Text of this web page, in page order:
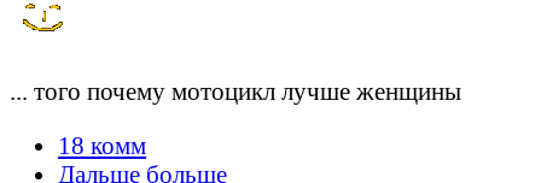
... того почему мотоцикл лучше женщины
18 комм
Дальше больше